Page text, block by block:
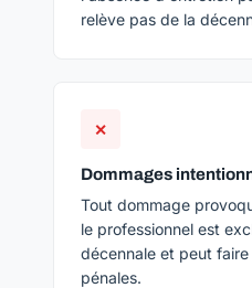
relève pas de la
✕
Dommages
Tout dommage
le professionnel est
décennale et peut
pénales.